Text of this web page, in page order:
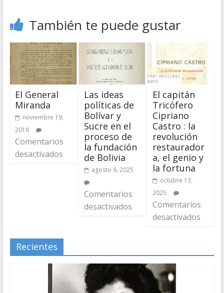
También te puede gustar
El General
Miranda
noviembre 19,
2018
Comentarios
desactivados
Las ideas
políticas de
Bolívar y
Sucre en el
proceso de
la fundación
de Bolivia
agosto 6, 2025
Comentarios
desactivados
El capitán
Tricófero
Cipriano
Castro : la
revolución
restaurador
a, el genio y
la fortuna
octubre 13,
2025
Comentarios
desactivados
Recientes